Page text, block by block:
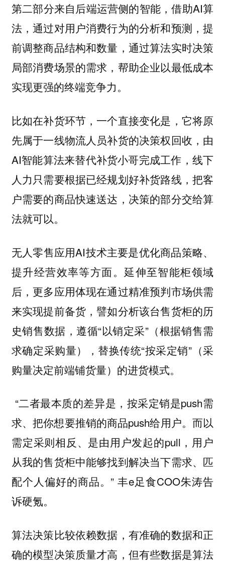
第二部分来自后端运营侧的智能，借助AI算
法，通过对用户消费行为的分析和预测，提
前调整商品结构和数量，通过算法实时决策
局部消费场景的需求，帮助企业以最低成本
实现更强的终端竞争力。
比如在补货环节，一个直接变化是，它将原
先属于一线物流人员补货的决策权回收，由
AI智能算法来替代补货小哥完成工作，线下
人力只需要根据已经规划好补货路线，把客
户需要的商品快速送达，决策的部分交给算
法就可以。
无人零售应用AI技术主要是优化商品策略、
提升经营效率等方面。延伸至智能柜领域
后，更多应用体现在通过精准预判市场供需
来实现提前备货，譬如分析该台售货柜的历
史销售数据，遵循“以销定采”（根据销售需
求确定采购量），替换传统“按采定销”（采
购量决定前端铺货量）的进货模式。
“二者最本质的差异是，按采定销是push需
求、把你想要推销的商品push给用户。而以
需定采则相反、是由用户发起的pull，用户
从我的售货柜中能够找到解决当下需求、匹
配个人偏好的商品。” 丰e足食COO朱涛告
诉硬氪。
算法决策比较依赖数据，有准确的数据和正
确的模型决策质量才高，但有些数据是算法